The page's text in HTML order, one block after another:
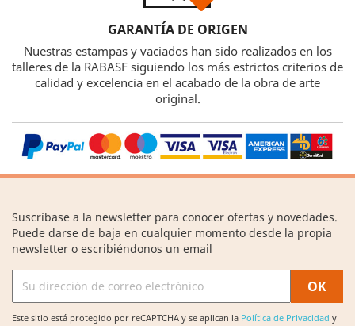
GARANTÍA DE ORIGEN
Nuestras estampas y vaciados han sido realizados en los
talleres de la RABASF siguiendo los más estrictos criterios de
calidad y excelencia en el acabado de la obra de arte
original.
Suscríbase a la newsletter para conocer ofertas y novedades.
Puede darse de baja en cualquier momento desde la propia
newsletter o escribiéndonos un email
Este sitio está protegido por reCAPTCHA y se aplican la Política de Privacidad y